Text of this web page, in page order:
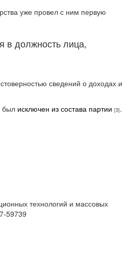
уже провел с ним первую
в должность лица,
сведений о доходах и
был исключен из состава партии [3].
технологий и массовых
59739